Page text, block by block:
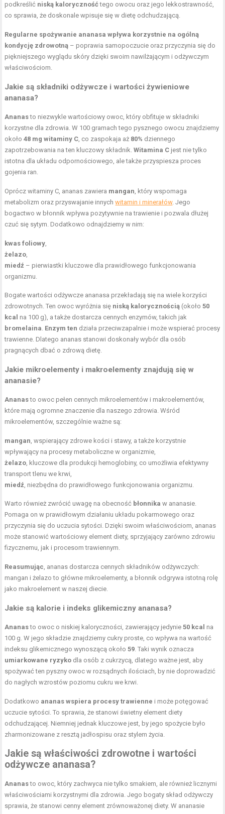
podkreślić niską kalorycznośćtego owocu oraz jego lekkostrawność,
co sprawia, że doskonale wpisuje się w dietę odchudzającą.
Regularne spożywanie ananasa wpływa korzystnie na ogólną
kondycję zdrowotną – poprawia samopoczucie oraz przyczynia się do
piękniejszego wyglądu skóry dzięki swoim nawilżającym i odżywczym
właściwościom.
Jakie są składniki odżywcze i wartości żywieniowe
ananasa?
Ananasto niezwykle wartościowy owoc, który obfituje w składniki
korzystne dla zdrowia. W 100 gramach tego pysznego owocu znajdziemy
około48 mg witaminy C, co zaspokaja aż 80% dziennego
zapotrzebowania na ten kluczowy składnik.Witamina C jest nie tylko
istotna dla układu odpornościowego, ale także przyspiesza proces
gojenia ran.
Oprócz witaminy C, ananas zawiera mangan, który wspomaga
metabolizm oraz przyswajanie innychwitamin i minerałów. Jego
bogactwo w błonnik wpływa pozytywnie na trawienie i pozwala dłużej
czuć się sytym. Dodatkowo odnajdziemy w nim:
kwas foliowy,
żelazo,
miedź – pierwiastki kluczowe dla prawidłowego funkcjonowania
organizmu.
Bogate wartości odżywcze ananasa przekładają się na wiele korzyści
zdrowotnych. Ten owoc wyróżnia się niską kalorycznością (około50
kcal na 100 g), a także dostarcza cennych enzymów, takich jak
bromelaina. Enzym ten działa przeciwzapalnie i może wspierać procesy
trawienne. Dlatego ananas stanowi doskonały wybór dla osób
pragnących dbać o zdrową dietę.
Jakie mikroelementy i makroelementy znajdują się w
ananasie?
Ananasto owoc pełen cennych mikroelementów i makroelementów,
które mają ogromne znaczenie dla naszego zdrowia. Wśród
mikroelementów, szczególnie ważne są:
mangan, wspierający zdrowe kości i stawy, a także korzystnie
wpływający na procesy metaboliczne w organizmie,
żelazo, kluczowe dla produkcji hemoglobiny, co umożliwia efektywny
transport tlenu we krwi,
miedź, niezbędna do prawidłowego funkcjonowania organizmu.
Warto również zwrócić uwagę na obecność błonnika w ananasie.
Pomaga on w prawidłowym działaniu układu pokarmowego oraz
przyczynia się do uczucia sytości. Dzięki swoim właściwościom, ananas
może stanowić wartościowy element diety, sprzyjający zarówno zdrowiu
fizycznemu, jak i procesom trawiennym.
Reasumując, ananas dostarcza cennych składników odżywczych:
mangan i żelazo to główne mikroelementy, a błonnik odgrywa istotną rolę
jako makroelement w naszej diecie.
Jakie są kalorie i indeks glikemiczny ananasa?
Ananasto owoc o niskiej kaloryczności, zawierający jedynie50 kcal na
100 g. W jego składzie znajdziemy cukry proste, co wpływa na wartość
indeksu glikemicznego wynoszącą około59. Taki wynik oznacza
umiarkowane ryzyko dla osób z cukrzycą, dlatego ważne jest, aby
spożywać ten pyszny owoc w rozsądnych ilościach, by nie doprowadzić
do nagłych wzrostów poziomu cukru we krwi.
Dodatkowo ananas wspiera procesy trawienne i może potęgować
uczucie sytości. To sprawia, że stanowi świetny element diety
odchudzającej. Niemniej jednak kluczowe jest, by jego spożycie było
zharmonizowane z resztą jadłospisu oraz stylem życia.
Jakie są właściwości zdrowotne i wartości
odżywcze ananasa?
Ananasto owoc, który zachwyca nie tylko smakiem, ale również licznymi
właściwościami korzystnymi dla zdrowia. Jego bogaty skład odżywczy
sprawia, że stanowi cenny element zrównoważonej diety. W ananasie